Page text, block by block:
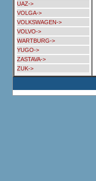
UAZ->
VOLGA->
VOLKSWAGEN->
VOLVO->
WARTBURG->
YUGO->
ZASTAVA->
ZUK->